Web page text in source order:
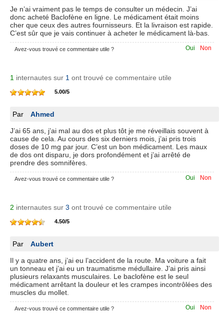
Je n’ai vraiment pas le temps de consulter un médecin. J’ai
donc acheté Baclofène en ligne. Le médicament était moins
cher que ceux des autres fournisseurs. Et la livraison est rapide.
C’est sûr que je vais continuer à acheter le médicament là-bas.
Non
Oui
Avez-vous trouvé ce commentaire utile ?
1 internautes sur 1 ont trouvé ce commentaire utile
5.00/5
Par Ahmed
J’ai 65 ans, j’ai mal au dos et plus tôt je me réveillais souvent à
cause de cela. Au cours des six derniers mois, j’ai pris trois
doses de 10 mg par jour. C’est un bon médicament. Les maux
de dos ont disparu, je dors profondément et j’ai arrêté de
prendre des somnifères.
Non
Oui
Avez-vous trouvé ce commentaire utile ?
2 internautes sur 3 ont trouvé ce commentaire utile
4.50/5
Par Aubert
Il y a quatre ans, j’ai eu l’accident de la route. Ma voiture a fait
un tonneau et j’ai eu un traumatisme médullaire. J’ai pris ainsi
plusieurs relaxants musculaires. Le baclofène est le seul
médicament arrêtant la douleur et les crampes incontrôlées des
muscles du mollet.
Non
Oui
Avez-vous trouvé ce commentaire utile ?